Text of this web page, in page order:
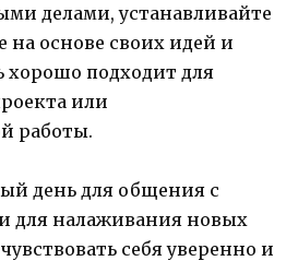
делами, устанавливайте
на основе своих идей и
хорошо подходит для
или
работы.
день для общения с
для налаживания новых
себя уверенно и